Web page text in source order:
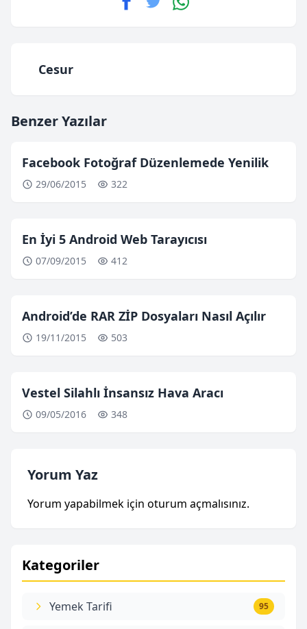
Kategoriler
Yemek Tarifi 95
Cesur
Benzer Yazılar
Facebook Fotoğraf Düzenlemede Yenilik
29/06/2015 322
En İyi 5 Android Web Tarayıcısı
07/09/2015 412
Android’de RAR ZİP Dosyaları Nasıl Açılır
19/11/2015 503
Vestel Silahlı İnsansız Hava Aracı
09/05/2016 348
Yorum Yaz
Yorum yapabilmek için oturum açmalısınız.